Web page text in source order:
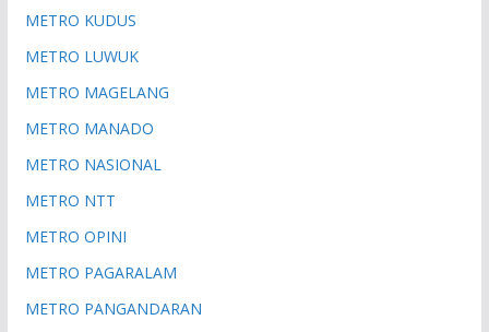
METRO KUDUS
METRO LUWUK
METRO MAGELANG
METRO MANADO
METRO NASIONAL
METRO NTT
METRO OPINI
METRO PAGARALAM
METRO PANGANDARAN